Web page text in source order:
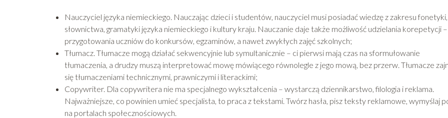
Nauczyciel języka niemieckiego. Nauczając dzieci i studentów, nauczyciel musi posiadać wiedzę z zakresu fonetyki,
słownictwa, gramatyki języka niemieckiego i kultury kraju. Nauczanie daje także możliwość udzielania korepetycji –
przygotowania uczniów do konkursów, egzaminów, a nawet zwykłych zajęć szkolnych;
Tłumacz. Tłumacze mogą działać sekwencyjnie lub symultanicznie – ci pierwsi mają czas na sformułowanie
tłumaczenia, a drudzy muszą interpretować mowę mówiącego równolegle z jego mową, bez przerw. Tłumacze
się tłumaczeniami technicznymi, prawniczymi i literackimi;
Copywriter. Dla copywritera nie ma specjalnego wykształcenia – wystarczą dziennikarstwo, filologia i reklama.
Najważniejsze, co powinien umieć specjalista, to praca z tekstami. Twórz hasła, pisz teksty reklamowe, wymyślaj
na portalach społecznościowych.